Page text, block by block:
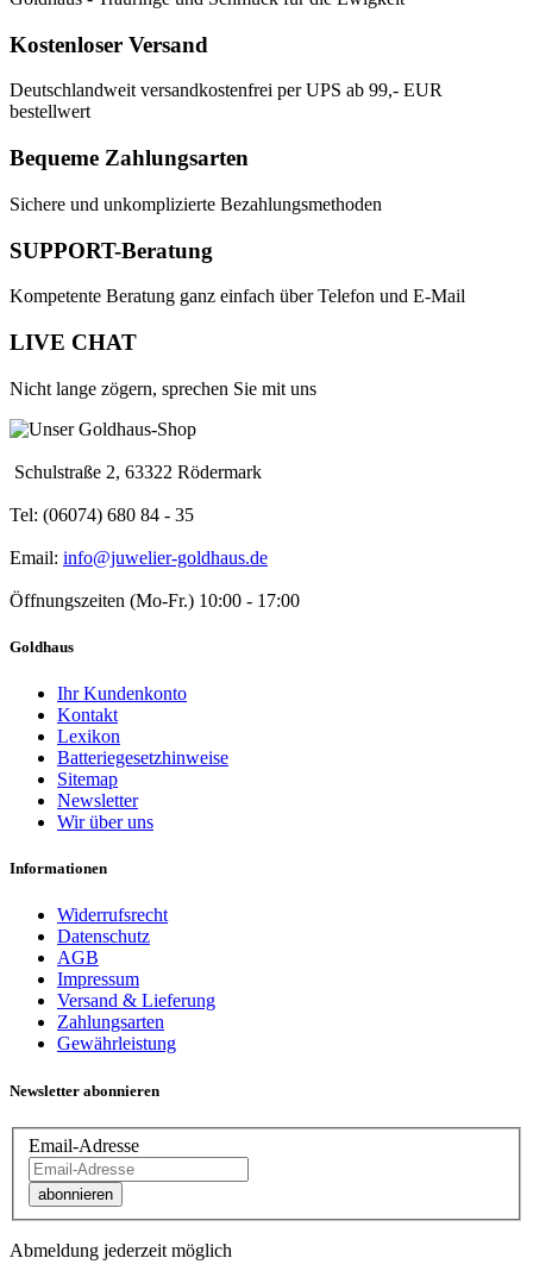
Kostenloser Versand
Deutschlandweit versandkostenfrei per UPS ab 99,- EUR
bestellwert
Bequeme Zahlungsarten
Sichere und unkomplizierte Bezahlungsmethoden
SUPPORT-Beratung
Kompetente Beratung ganz einfach über Telefon und E-Mail
LIVE CHAT
Nicht lange zögern, sprechen Sie mit uns
Schulstraße 2, 63322 Rödermark
Tel: (06074) 680 84 - 35
Email: info@juwelier-goldhaus.de
Öffnungszeiten (Mo-Fr.) 10:00 - 17:00
Goldhaus
Ihr Kundenkonto
Kontakt
Lexikon
Batteriegesetzhinweise
Sitemap
Newsletter
Wir über uns
Informationen
Widerrufsrecht
Datenschutz
AGB
Impressum
Versand & Lieferung
Zahlungsarten
Gewährleistung
Newsletter abonnieren
Email-Adresse
abonnieren
Abmeldung jederzeit möglich